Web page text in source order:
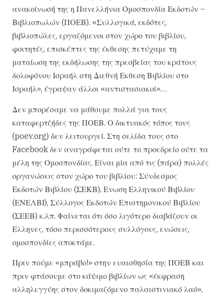
ανακοίνωσή της η Πανελλήνια Ομοσπονδία Εκδοτών –
Βιβλιοπωλών (ΠΟΕΒ). «Συλλογικά, εκδότες,
βιβλιοπώλες, εργαζόμενοι στον χώρο του βιβλίου,
φοιτητές, επισκέπτες της έκθεσης πετύχαμε τη
ματαίωση της εκδήλωσης της πρεσβείας του κράτους
δολοφόνου Ισραήλ στη Διεθνή Εκθεση Βιβλίου στο
Ισραήλ», έγραψαν άλλοι «αντιστασιακοί»…
Δεν μπορέσαμε να μάθουμε πολλά για τους
καταφερτζήδες της ΠΟΕΒ. Ο δικτυακός τόπος τους
(poev.org) δεν λειτουργεί. Στη σελίδα τους στο
Facebook δεν αναγράφεται ούτε το προεδρείο ούτε τα
μέλη της Ομοσπονδίας. Είναι μία από τις (πάρα) πολλές
οργανώσεις στον χώρο του βιβλίου: Σύνδεσμος
Εκδοτών Βιβλίου (ΣΕΚΒ), Ενωση Ελληνικού Βιβλίου
(ΕΝΕΛΒΙ), Σύλλογος Εκδοτών Επιστημονικού Βιβλίου
(ΣΕΕΒ) κ.λπ. Φαίνεται ότι όσο λιγότερο διαβάζουν οι
Ελληνες, τόσο περισσότερους συλλόγους, ενώσεις,
ομοσπονδίες αποκτάμε.
Πριν πούμε «μπράβο!» στην ευαισθησία της ΠΟΕΒ και
πριν φτάσουμε στο κάψιμο βιβλίων ως «έκφραση
αλληλεγγύης στον δοκιμαζόμενο παλαιστινιακό λαό»,